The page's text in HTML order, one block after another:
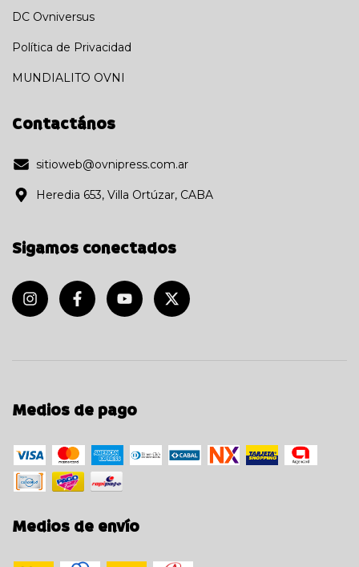
DC Ovniversus
Política de Privacidad
MUNDIALITO OVNI
Contactános
sitioweb@ovnipress.com.ar
Heredia 653, Villa Ortúzar, CABA
Sigamos conectados
Medios de pago
Medios de envío